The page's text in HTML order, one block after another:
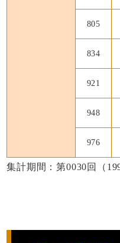
805
834
921
948
976
集計期間：第0030回（